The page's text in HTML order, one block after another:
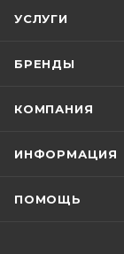
УСЛУГИ
БРЕНДЫ
КОМПАНИЯ
ИНФОРМАЦИЯ
ПОМОЩЬ